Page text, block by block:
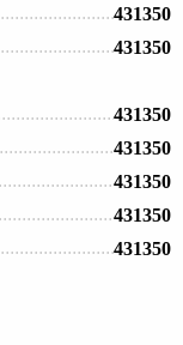
431350
431350
431350
431350
431350
431350
431350